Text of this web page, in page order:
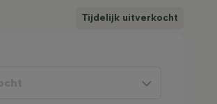
Tijdelijk uitverkocht